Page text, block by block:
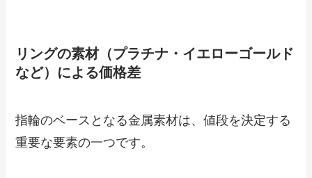
リングの素材（プラチナ・イエローゴールド
など）による価格差
指輪のベースとなる金属素材は、値段を決定する
重要な要素の一つです。